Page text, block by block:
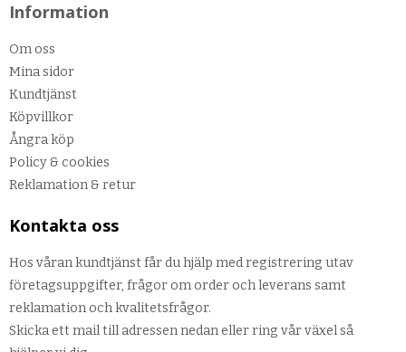
Information
Om oss
Mina sidor
Kundtjänst
Köpvillkor
Ångra köp
Policy & cookies
Reklamation & retur
Kontakta oss
Hos våran kundtjänst får du hjälp med registrering utav
företagsuppgifter, frågor om order och leverans samt
reklamation och kvalitetsfrågor.
Skicka ett mail till adressen nedan eller ring vår växel så